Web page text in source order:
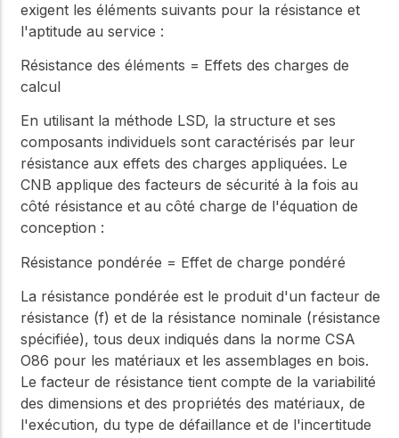
exigent les éléments suivants pour la résistance et
l'aptitude au service :
Résistance des éléments = Effets des charges de
calcul
En utilisant la méthode LSD, la structure et ses
composants individuels sont caractérisés par leur
résistance aux effets des charges appliquées. Le
CNB applique des facteurs de sécurité à la fois au
côté résistance et au côté charge de l'équation de
conception :
Résistance pondérée = Effet de charge pondéré
La résistance pondérée est le produit d'un facteur de
résistance (f) et de la résistance nominale (résistance
spécifiée), tous deux indiqués dans la norme CSA
O86 pour les matériaux et les assemblages en bois.
Le facteur de résistance tient compte de la variabilité
des dimensions et des propriétés des matériaux, de
l'exécution, du type de défaillance et de l'incertitude